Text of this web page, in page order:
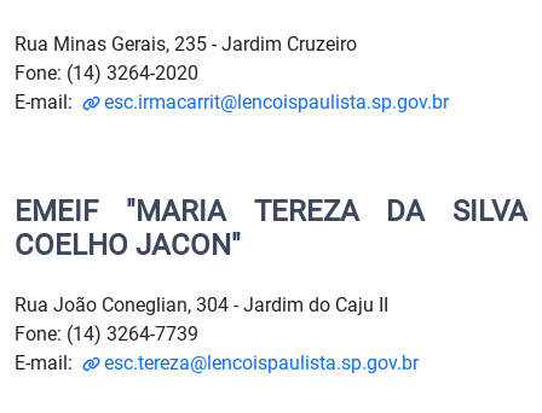
Rua Minas Gerais, 235 - Jardim Cruzeiro
Fone: (14) 3264-2020
E-mail:
esc.irmacarrit@lencoispaulista.sp.gov.br
EMEIF "MARIA TEREZA DA SILVA
COELHO JACON"
Rua João Coneglian, 304 - Jardim do Caju II
Fone: (14) 3264-7739
E-mail:
esc.tereza@lencoispaulista.sp.gov.br